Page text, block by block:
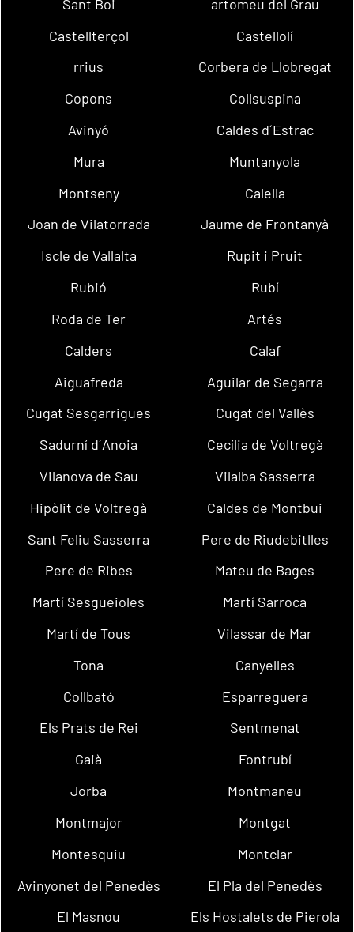
Sant Boi
artomeu del Grau
Castellterçol
Castellolí
rrius
Corbera de Llobregat
Copons
Collsuspina
Avinyó
Caldes d´Estrac
Mura
Muntanyola
Montseny
Calella
Joan de Vilatorrada
Jaume de Frontanyà
Iscle de Vallalta
Rupit i Pruit
Rubió
Rubí
Roda de Ter
Artés
Calders
Calaf
Aiguafreda
Aguilar de Segarra
Cugat Sesgarrigues
Cugat del Vallès
Sadurní d´Anoia
Cecília de Voltregà
Vilanova de Sau
Vilalba Sasserra
Hipòlit de Voltregà
Caldes de Montbui
Sant Feliu Sasserra
Pere de Riudebitlles
Pere de Ribes
Mateu de Bages
Martí Sesgueioles
Martí Sarroca
Martí de Tous
Vilassar de Mar
Tona
Canyelles
Collbató
Esparreguera
Els Prats de Rei
Sentmenat
Gaià
Fontrubí
Jorba
Montmaneu
Montmajor
Montgat
Montesquiu
Montclar
Avinyonet del Penedès
El Pla del Penedès
El Masnou
Els Hostalets de Pierola